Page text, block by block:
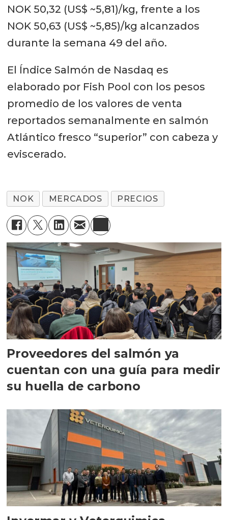
NOK 50,32 (US$ ~5,81)/kg, frente a los
NOK 50,63 (US$ ~5,85)/kg alcanzados
durante la semana 49 del año.
El Índice Salmón de Nasdaq es
elaborado por Fish Pool con los pesos
promedio de los valores de venta
reportados semanalmente en salmón
Atlántico fresco “superior” con cabeza y
eviscerado.
NOK MERCADOS PRECIOS
Proveedores del salmón ya
cuentan con una guía para medir
su huella de carbono